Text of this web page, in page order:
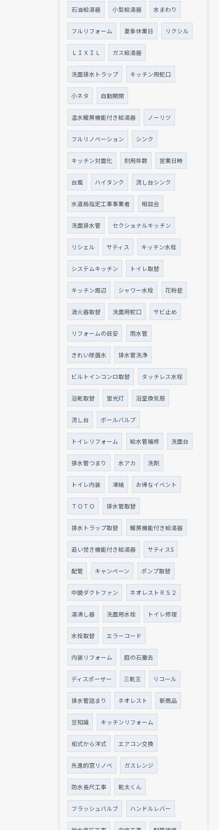
石油給湯器 小型給湯器 水まわり
フルリフォーム 夏季休業日 リクシル
ＬＩＸＩＬ ガス給湯器
洗面排水トラップ キッチン用蛇口
小ネタ 自動開閉
温水暖房機能付き給湯器 ノーリツ
フルリノベーション シンク
キッチン対面化 耐用年数 営業日時
台風 ハイタンク 流し台シンク
水道局指定工事事業者 相談会
洗面排水管 セクショナルキッチン
リシェル サティス キッチン水栓
システムキッチン トイレ取替
キッチン周辺 シャワー水栓 花粉症
消火器取替 洗面用蛇口 サビ止め
リフォームの目安 雨水管
きれい除菌水 排水管洗浄
ビルトインコンロ取替 タッチレス水栓
浴乾取替 蛍光灯 浴室換気扇
流し台 ボールバルブ
トイレリフォーム 給水管補修 洗面台
排水管つまり 水アカ 洗剤
トイレ内装 凍結 お得なイベント
ＴＯＴＯ 排水管取替
排水トラップ取替 暖房機能付き給湯器
追い焚き機能付き給湯器 サティスS
配管 キャンペーン ポンプ取替
中間ダクトファン ネオレストＲＳ２
湯沸し器 洗面用水栓 トイレ修理
水栓取替 エラーコード
内装リフォーム 庭の石撤去
ディスポーザー 三乾王 リコール
排水管詰まり ネオレスト 新商品
豆知識 キッチンリフォーム
和式から洋式 エアコン交換
先進的窓リノベ ガスレンジ
防水長尺工事 乾太くん
フラッシュバルブ ハンドルレバー